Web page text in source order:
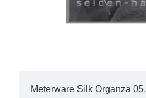
Meterware Silk Organza 05,